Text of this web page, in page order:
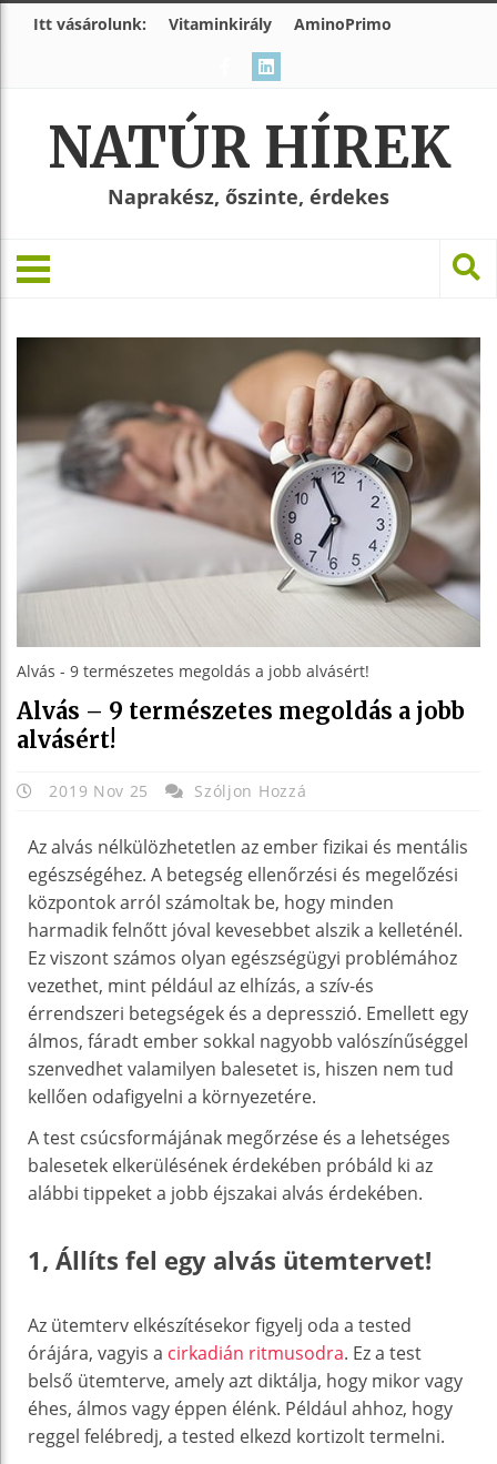
Itt vásárolunk: Vitaminkirály AminoPrimo
NATÚR HÍREK
Naprakész, őszinte, érdekes
Alvás - 9 természetes megoldás a jobb alvásért!
Alvás – 9 természetes megoldás a jobb
alvásért!
2019 Nov 25 Szóljon Hozzá
Az alvás nélkülözhetetlen az ember fizikai és mentális
egészségéhez. A betegség ellenőrzési és megelőzési
központok arról számoltak be, hogy minden
harmadik felnőtt jóval kevesebbet alszik a kelleténél.
Ez viszont számos olyan egészségügyi problémához
vezethet, mint például az elhízás, a szív-és
érrendszeri betegségek és a depresszió. Emellett egy
álmos, fáradt ember sokkal nagyobb valószínűséggel
szenvedhet valamilyen balesetet is, hiszen nem tud
kellően odafigyelni a környezetére.
A test csúcsformájának megőrzése és a lehetséges
balesetek elkerülésének érdekében próbáld ki az
alábbi tippeket a jobb éjszakai alvás érdekében.
1, Állíts fel egy alvás ütemtervet!
Az ütemterv elkészítésekor figyelj oda a tested
órájára, vagyis a cirkadián ritmusodra. Ez a test
belső ütemterve, amely azt diktálja, hogy mikor vagy
éhes, álmos vagy éppen élénk. Például ahhoz, hogy
reggel felébredj, a tested elkezd kortizolt termelni.